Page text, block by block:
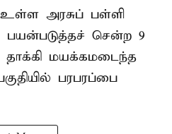
உள்ள அரசுப் பள்ளி
சென்ற 9
மயக்கமடைந்த
பரபரப்பை